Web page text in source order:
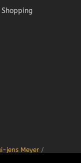
jens Meyer/